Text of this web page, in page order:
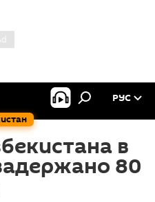
РУС
в
80